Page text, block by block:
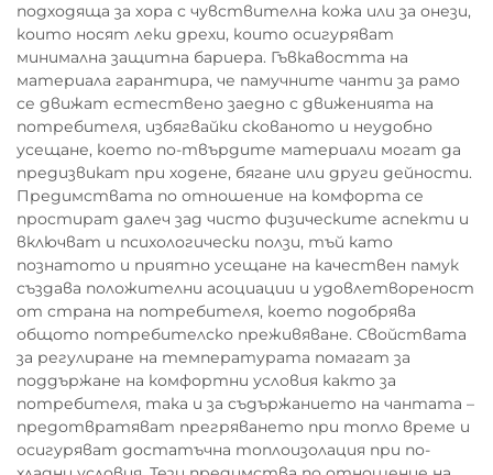
подходяща за хора с чувствителна кожа или за онези,
които носят леки дрехи, които осигуряват
минимална защитна бариера. Гъвкавостта на
материала гарантира, че памучните чанти за рамо
се движат естествено заедно с движенията на
потребителя, избягвайки скованото и неудобно
усещане, което по-твърдите материали могат да
предизвикат при ходене, бягане или други дейности.
Предимствата по отношение на комфорта се
простират далеч зад чисто физическите аспекти и
включват и психологически ползи, тъй като
познатото и приятно усещане на качествен памук
създава положителни асоциации и удовлетвореност
от страна на потребителя, което подобрява
общото потребителско преживяване. Свойствата
за регулиране на температурата помагат за
поддържане на комфортни условия както за
потребителя, така и за съдържанието на чантата –
предотвратяват прегряването при топло време и
осигуряват достатъчна топлоизолация при по-